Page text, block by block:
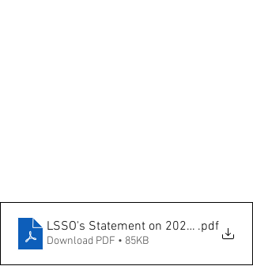
LSSO's Statement on 2023 LSO
.pdf
Download PDF • 85KB